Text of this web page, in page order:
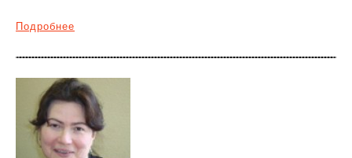
Подробнее